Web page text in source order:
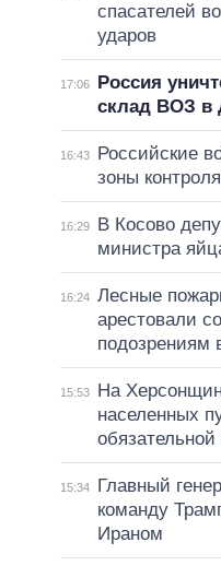
спасателей
ударов
17:06
Россия
склад ВОЗ в
16:43
Российские
зоны
16:29
В Косово
министра
16:24 Лесные
арестовали
подозрениям
15:53
На
населенных
15:34
Главный
команду
Ираном